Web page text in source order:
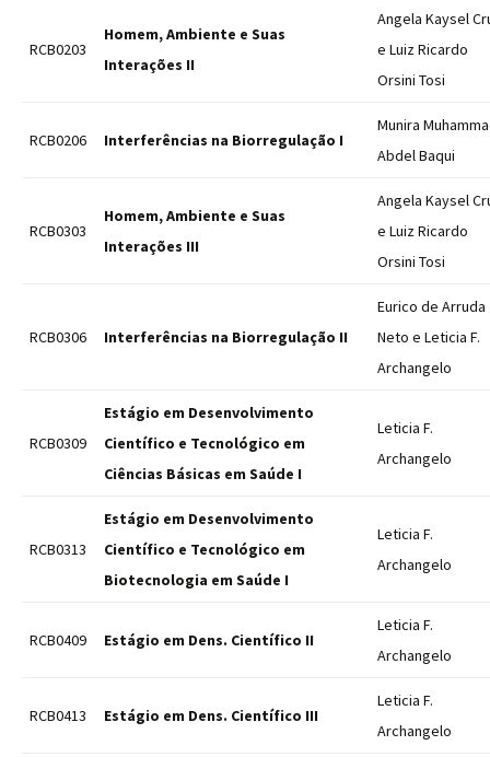
RCB0203
Homem, Ambiente e Suas
Interações II
Angela Kaysel
e Luiz Ricardo
Orsini Tosi
RCB0206 Interferências na Biorregulação I
Munira
Abdel Baqui
RCB0303
Homem, Ambiente e Suas
Interações III
Angela Kaysel
e Luiz Ricardo
Orsini Tosi
RCB0306 Interferências na Biorregulação II
Eurico de Arruda
Neto e Leticia F.
Archangelo
RCB0309
Estágio em Desenvolvimento
Científico e Tecnológico em
Ciências Básicas em Saúde I
Leticia F.
Archangelo
RCB0313
Estágio em Desenvolvimento
Científico e Tecnológico em
Biotecnologia em Saúde I
Leticia F.
Archangelo
RCB0409 Estágio em Dens. Científico II
Leticia F.
Archangelo
RCB0413 Estágio em Dens. Científico III
Leticia F.
Archangelo